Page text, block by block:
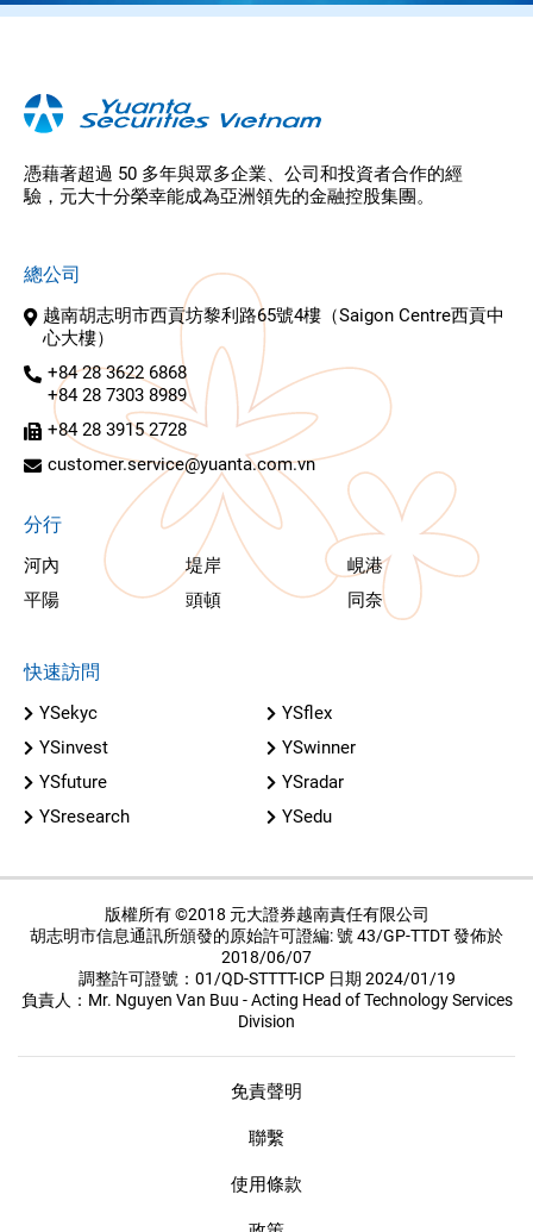
憑藉著超過 50 多年與眾多企業、公司和投資者合作的經
驗，元大十分榮幸能成為亞洲領先的金融控股集團。
總公司
越南胡志明市西貢坊黎利路65號4樓（Saigon Centre西貢中
心大樓）
+84 28 3622 6868
+84 28 7303 8989
+84 28 3915 2728
customer.service@yuanta.com.vn
分行
河內 堤岸
峴港
平陽
頭頓 同奈
快速訪問
YSekyc
YSflex
YSinvest
YSwinner
YSfuture
YSradar
YSresearch
YSedu
版權所有 ©2018 元大證券越南責任有限公司
胡志明市信息通訊所頒發的原始許可證編: 號 43/GP-TTDT 發佈於
2018/06/07
調整許可證號：01/QD-STTTT-ICP 日期 2024/01/19
負責人：Mr. Nguyen Van Buu - Acting Head of Technology Services
Division
免責聲明
聯繫
使用條款